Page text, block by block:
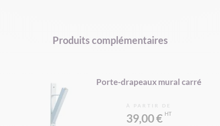
Produits complémentaires
Porte-drapeaux mural carré
À PARTIR DE
39,00 €